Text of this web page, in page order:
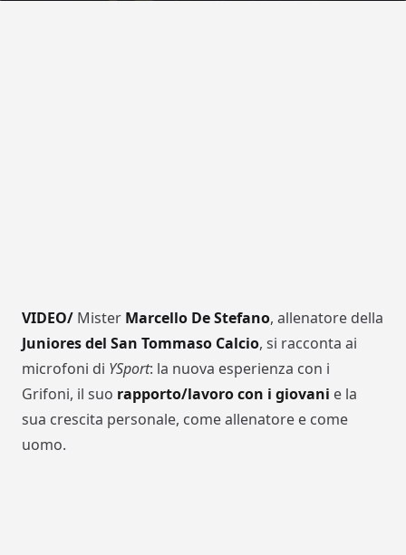
VIDEO/ Mister Marcello De Stefano, allenatore della
Juniores del San Tommaso Calcio, si racconta ai
microfoni di YSport: la nuova esperienza con i
Grifoni, il suo rapporto/lavoro con i giovani e la
sua crescita personale, come allenatore e come
uomo.